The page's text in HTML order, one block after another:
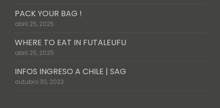
PACK YOUR BAG !
abril 25, 2025
WHERE TO EAT IN FUTALEUFU
abril 25, 2025
INFOS INGRESO A CHILE | SAG
outubro 30, 2023